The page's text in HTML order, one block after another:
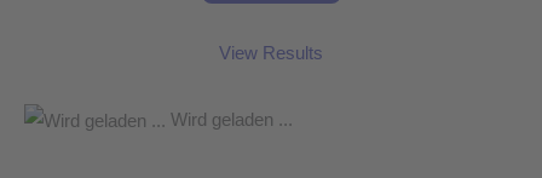
View Results
Wird geladen ...